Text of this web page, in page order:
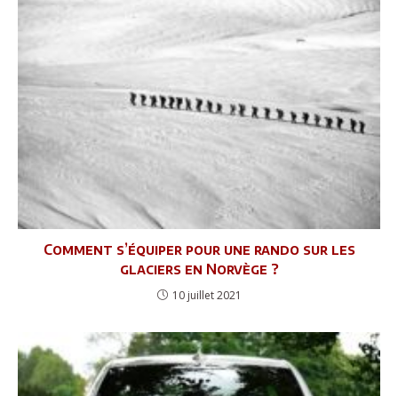
Comment s’équiper pour une rando sur les
glaciers en Norvège ?
10 juillet 2021